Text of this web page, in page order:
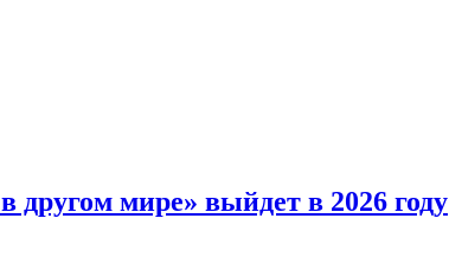
мире» выйдет в 2026 году